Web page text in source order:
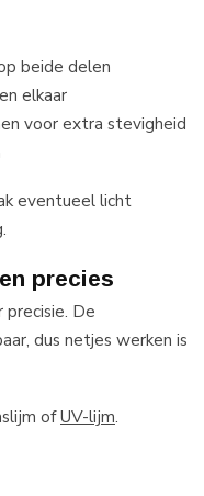
beide delen
elkaar
voor extra stevigheid
eventueel licht
precies
De
dus netjes werken is
ofUV-lijm.